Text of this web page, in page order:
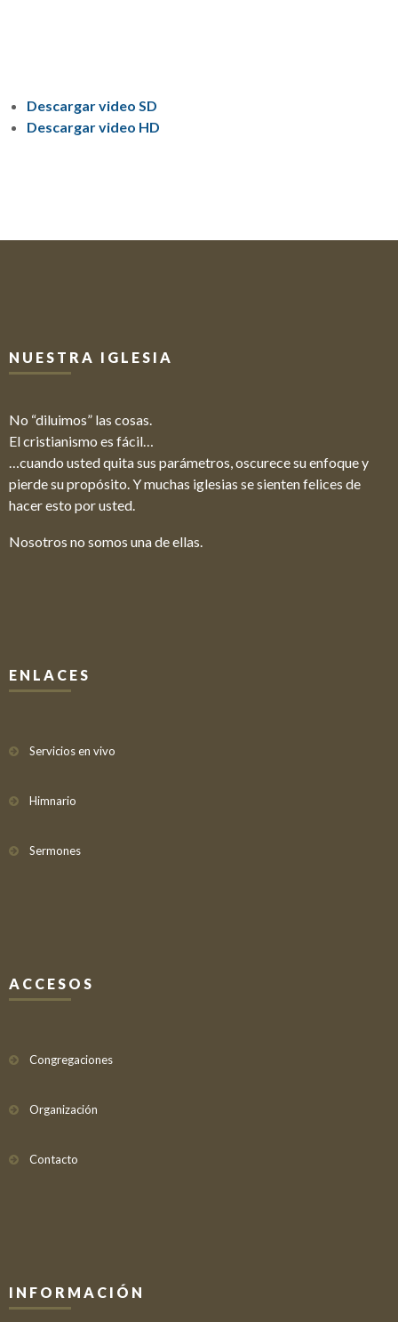
Descargar video SD
Descargar video HD
NUESTRA IGLESIA
No “diluimos” las cosas.
El cristianismo es fácil…
…cuando usted quita sus parámetros, oscurece su enfoque y
pierde su propósito. Y muchas iglesias se sienten felices de
hacer esto por usted.
Nosotros no somos una de ellas.
ENLACES
Servicios en vivo
Himnario
Sermones
ACCESOS
Congregaciones
Organización
Contacto
INFORMACIÓN